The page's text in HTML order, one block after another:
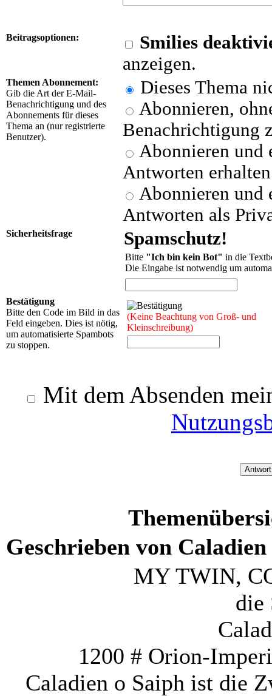
Beitragsoptionen:
Smilies
anzeigen.
Themen Abonnement:
Gib die Art der E-Mail-
Benachrichtigung und des
Abonnements für dieses
Thema an (nur registrierte
Benutzer).
Dieses Thema
Abonnieren,
Benachrichtigung
Abonnieren und
Antworten erhalten
Abonnieren und
Antworten als
Sicherheitsfrage Spamschutz!
Bitte "Ich bin kein Bot" in die
Die Eingabe ist notwendig um
Bestätigung
Bitte den Code im Bild in das
Feld eingeben. Dies ist nötig,
um automatisierte Spambots
zu stoppen.
(Keine Beachtung von Groß- und
Kleinschreibung)
Mit dem Absenden
Geschrieben von
MY TWIN,
die
1200 # Orion-
Caladien o Saiph ist die